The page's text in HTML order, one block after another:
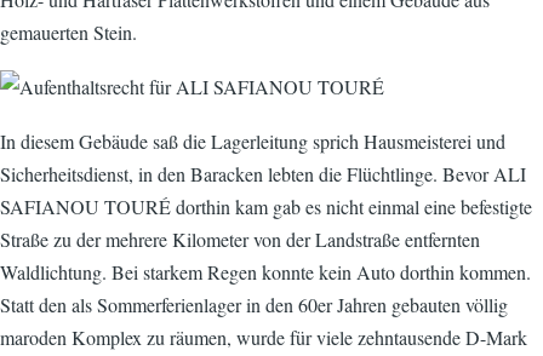
gemauerten Stein.
In diesem Gebäude saß die Lagerleitung sprich Hausmeisterei und
Sicherheitsdienst, in den Baracken lebten die Flüchtlinge. Bevor ALI
SAFIANOU TOURÉ dorthin kam gab es nicht einmal eine befestigte
Straße zu der mehrere Kilometer von der Landstraße entfernten
Waldlichtung. Bei starkem Regen konnte kein Auto dorthin kommen.
Statt den als Sommerferienlager in den 60er Jahren gebauten völlig
maroden Komplex zu räumen, wurde für viele zehntausende D-Mark